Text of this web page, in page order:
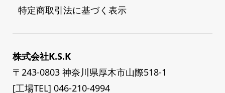
特定商取引法に基づく表示
株式会社K.S.K
〒243-0803 神奈川県厚木市山際518-1
[工場TEL] 046-210-4994